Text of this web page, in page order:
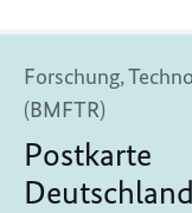
Forschung,
(BMFTR)
Postkarte